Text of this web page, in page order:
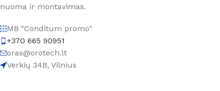
nuoma ir montavimas.
MB "Conditum promo"
+370 665 90951
oras@orotech.lt
Verkių 34B, Vilnius